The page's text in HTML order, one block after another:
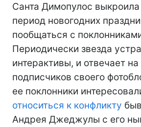
Санта Димопулос
период новогодних
пообщаться с
Периодически звезда
интерактивы, и отвечает
подписчиков своего
ее поклонники
относиться к конфликту
Андрея Джеджулы с его